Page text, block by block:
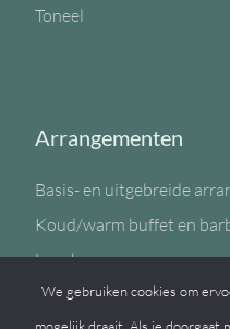
Toneel
Arrangementen
Basis- en uitgebreide
Koud/warm buffet en
Lunch
Sportzaal
We gebruiken cookies om